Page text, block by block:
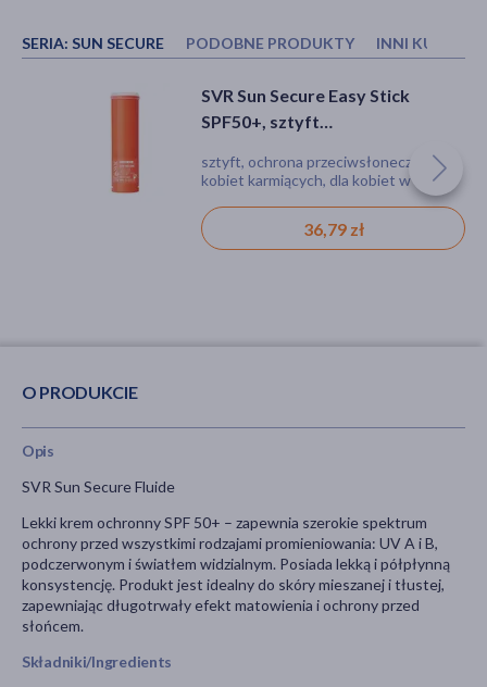
SERIA: SUN SECURE PODOBNE PRODUKTY INNI
Iwostin Solecrin Capillin, krem
ochronny, SPF 50+, 50 ml
krem, podrażnienie, zaczerwienienie,
naczynka, ochrona przeciwsłoneczna,
44,99 zł
SVR Sun Secure Brume, mgiełka
ochronna SPF 50, 200 ml
aerozol, spray, mgiełka, ochrona
przeciwsłoneczna
78,99 zł
SVR Sun Secure Easy Stick
SPF50+, sztyft
sztyft, ochrona przeciwsłoneczna, dla
kobiet karmiących, dla kobiet w ciąży,
opalania
36,79 zł
O PRODUKCIE
Opis
SVR Sun Secure Fluide
Lekki krem ochronny SPF 50+ – zapewnia szerokie spektrum
ochrony przed wszystkimi rodzajami promieniowania: UV A i B,
podczerwonym i światłem widzialnym. Posiada lekką i półpłynną
konsystencję. Produkt jest idealny do skóry mieszanej i tłustej,
zapewniając długotrwały efekt matowienia i ochrony przed
słońcem.
Składniki/Ingredients